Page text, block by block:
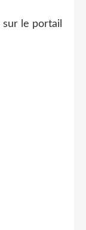
sur le portail